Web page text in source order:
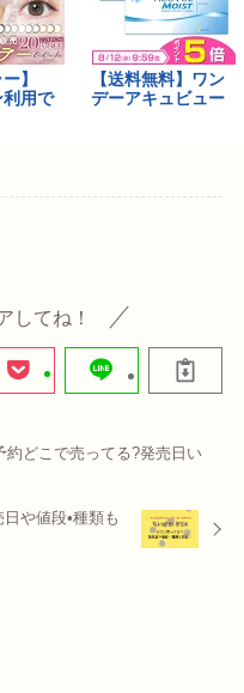
してね！
約どこで売ってる?発売日い
や値段•種類も